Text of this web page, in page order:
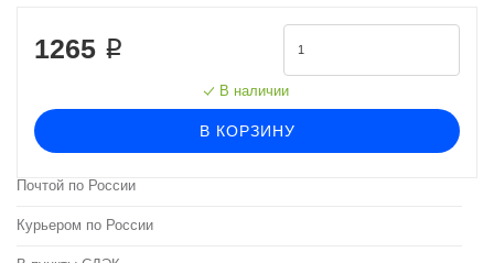
1265 ₽
В наличии
В КОРЗИНУ
Почтой по России
Курьером по России